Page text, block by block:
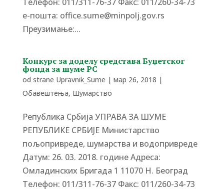
е-пошта: office.sume@minpolj.gov.rs
Преузимање:...
Конкурс за доделу средстава Буџетског
фонда за шуме РС
od strane Upravnik_Sume | мар 26, 2018 |
Обавештења, Шумарство
Република Србија УПРАВА ЗА ШУМЕ
РЕПУБЛИКЕ СРБИЈЕ Министарство
пољопривреде, шумарства и водопривреде
Датум: 26. 03. 2018. године Адреса:
Омладинских Бригада 1 11070 Н. Београд
Tелефон: 011/311-76-37 Факс: 011/260-34-73